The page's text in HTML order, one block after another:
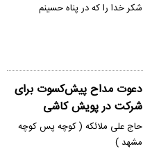
شکر خدا را که در پناه حسینم
دعوت مداح پیش‌کسوت برای
شرکت در پویش کاشی
حاج علی ملائکه ( کوچه پس کوچه
مشهد )